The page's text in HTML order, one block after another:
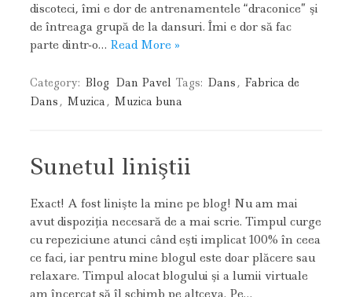
discoteci, îmi e dor de antrenamentele “draconice” şi
de întreaga grupă de la dansuri. Îmi e dor să fac
parte dintr-o… Read More »
Category: Blog Dan Pavel Tags: Dans , Fabrica de
Dans , Muzica , Muzica buna
Sunetul liniştii
Exact! A fost linişte la mine pe blog! Nu am mai
avut dispoziţia necesară de a mai scrie. Timpul curge
cu repeziciune atunci când eşti implicat 100% în ceea
ce faci, iar pentru mine blogul este doar plăcere sau
relaxare. Timpul alocat blogului şi a lumii virtuale
am încercat să îl schimb pe altceva. Pe…